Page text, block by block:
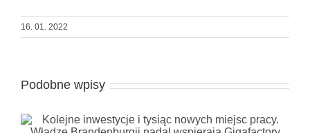
16. 01. 2022
Podobne wpisy